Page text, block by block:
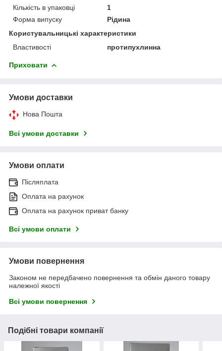
Кількість в упаковці
1
Форма випуску
Рідина
Користувальницькі характеристики
Властивості
протипухлинна
Приховати
Умови доставки
Нова Пошта
Всі умови доставки
Умови оплати
Післяплата
Оплата на рахунок
Оплата на рахунок приват банку
Всі умови оплати
Умови повернення
Законом не передбачено повернення та обмін даного товару
належної якості
Всі умови повернення
Подібні товари компанії